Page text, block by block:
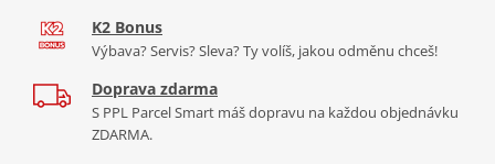
K2 Bonus
Výbava? Servis? Sleva? Ty volíš, jakou odměnu chceš!
Doprava zdarma
S PPL Parcel Smart máš dopravu na každou objednávku
ZDARMA.